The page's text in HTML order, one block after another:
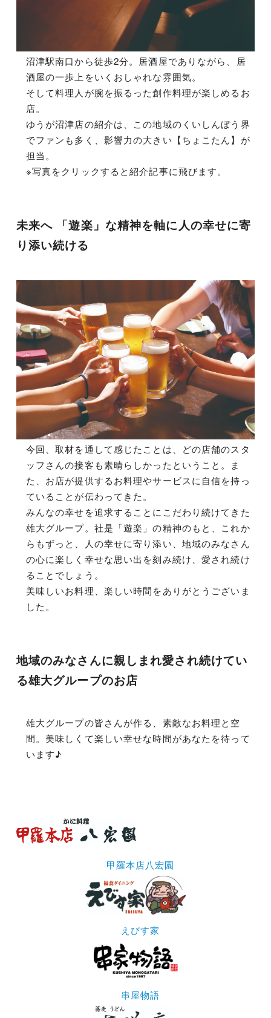
沼津駅南口から徒歩2分。居酒屋でありながら、居
酒屋の一歩上をいくおしゃれな雰囲気。
そして料理人が腕を振るった創作料理が楽しめるお
店。
ゆうが沼津店の紹介は、この地域のくいしんぼう界
でファンも多く、影響力の大きい【ちょこたん】が
担当。
※写真をクリックすると紹介記事に飛びます。
未来へ 「遊楽」な精神を軸に人の幸せに寄
り添い続ける
今回、取材を通して感じたことは、どの店舗のスタ
ッフさんの接客も素晴らしかったということ。ま
た、お店が提供するお料理やサービスに自信を持っ
ていることが伝わってきた。
みんなの幸せを追求することにこだわり続けてきた
雄大グループ。社是「遊楽」の精神のもと、これか
らもずっと、人の幸せに寄り添い、地域のみなさん
の心に楽しく幸せな思い出を刻み続け、愛され続け
ることでしょう。
美味しいお料理、楽しい時間をありがとうございま
した。
地域のみなさんに親しまれ愛され続けてい
る雄大グループのお店
雄大グループの皆さんが作る、素敵なお料理と空
間。美味しくて楽しい幸せな時間があなたを待って
います♪
甲羅本店八宏園
えびす家
串屋物語